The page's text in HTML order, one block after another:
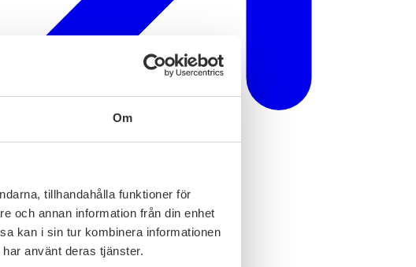
Om
tillhandahålla funktioner för
och annan information från din enhet
kan i sin tur kombinera informationen
använt deras tjänster.